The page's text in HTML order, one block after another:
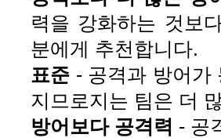
력을 강화하는 것보
분에게 추천합니다.
표준 - 공격과 방어가
지므로지는 팀은 더
방어보다 공격력 - 공